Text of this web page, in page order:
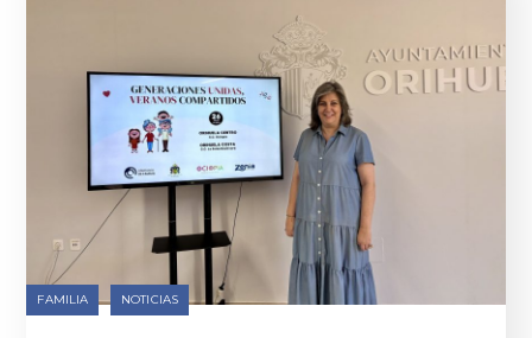
FAMILIA NOTICIAS